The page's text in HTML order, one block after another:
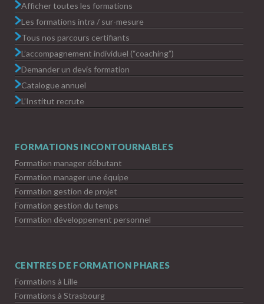
Afficher toutes les formations
Les formations intra / sur-mesure
Tous nos parcours certifiants
L’accompagnement individuel (“coaching”)
Demander un devis formation
Catalogue annuel
L’Institut recrute
FORMATIONS INCONTOURNABLES
Formation manager débutant
Formation manager une équipe
Formation gestion de projet
Formation gestion du temps
Formation développement personnel
CENTRES DE FORMATION PHARES
Formations à Lille
Formations à Strasbourg